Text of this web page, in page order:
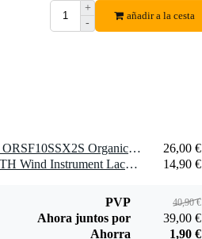
+
-
añadir a la cesta
1 x D'Addario Woodwinds ORSF10SSX2S Organic Select Cañas Jazz para saxofón soprano, 2 Soft, paquete de 10
26,00 €
1 x Yamaha BMMLCCLOTH Wind Instrument Lacquer Cloth
14,90 €
PVP 40,90 €
Ahora juntos por
39,00 €
Ahorra
1,90 €